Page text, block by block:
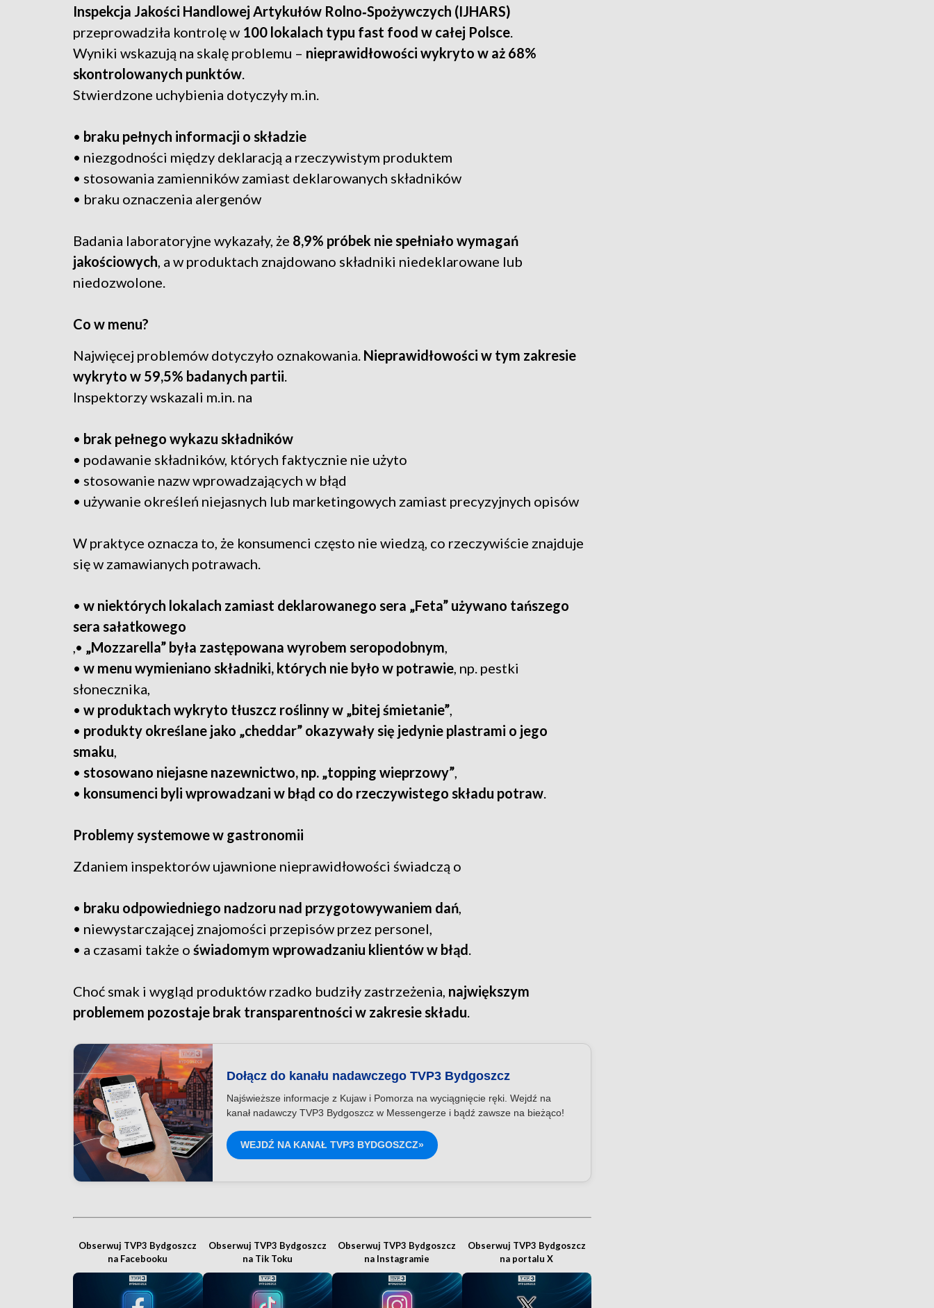
Inspekcja Jakości Handlowej Artykułów Rolno‑Spożywczych (IJHARS)
przeprowadziła kontrolę w 100 lokalach typu fast food w całej Polsce.
Wyniki wskazują na skalę problemu – nieprawidłowości wykryto w aż 68%
skontrolowanych punktów.
Stwierdzone uchybienia dotyczyły m.in.
• braku pełnych informacji o składzie
• niezgodności między deklaracją a rzeczywistym produktem
• stosowania zamienników zamiast deklarowanych składników
• braku oznaczenia alergenów
Badania laboratoryjne wykazały, że 8,9% próbek nie spełniało wymagań
jakościowych, a w produktach znajdowano składniki niedeklarowane lub
niedozwolone.
Co w menu?
Najwięcej problemów dotyczyło oznakowania. Nieprawidłowości w tym zakresie
wykryto w 59,5% badanych partii.
Inspektorzy wskazali m.in. na
• brak pełnego wykazu składników
• podawanie składników, których faktycznie nie użyto
• stosowanie nazw wprowadzających w błąd
• używanie określeń niejasnych lub marketingowych zamiast precyzyjnych opisów
W praktyce oznacza to, że konsumenci często nie wiedzą, co rzeczywiście znajduje
się w zamawianych potrawach.
• w niektórych lokalach zamiast deklarowanego sera „Feta” używano tańszego
sera sałatkowego
,• „Mozzarella” była zastępowana wyrobem seropodobnym,
• w menu wymieniano składniki, których nie było w potrawie, np. pestki
słonecznika,
• w produktach wykryto tłuszcz roślinny w „bitej śmietanie”,
• produkty określane jako „cheddar” okazywały się jedynie plastrami o jego
smaku,
• stosowano niejasne nazewnictwo, np. „topping wieprzowy”,
• konsumenci byli wprowadzani w błąd co do rzeczywistego składu potraw.
Problemy systemowe w gastronomii
Zdaniem inspektorów ujawnione nieprawidłowości świadczą o
• braku odpowiedniego nadzoru nad przygotowywaniem dań,
• niewystarczającej znajomości przepisów przez personel,
• a czasami także o świadomym wprowadzaniu klientów w błąd.
Choć smak i wygląd produktów rzadko budziły zastrzeżenia, największym
problemem pozostaje brak transparentności w zakresie składu.
Dołącz do kanału nadawczego TVP3 Bydgoszcz
Najświeższe informacje z Kujaw i Pomorza na wyciągnięcie ręki. Wejdź na
kanał nadawczy TVP3 Bydgoszcz w Messengerze i bądź zawsze na bieżąco!
WEJDŹ NA KANAŁ TVP3 BYDGOSZCZ»
Obserwuj TVP3 Bydgoszcz
na Facebooku
Obserwuj TVP3 Bydgoszcz
na Tik Toku
Obserwuj TVP3 Bydgoszcz
na Instagramie
Obserwuj TVP3 Bydgoszcz
na portalu X